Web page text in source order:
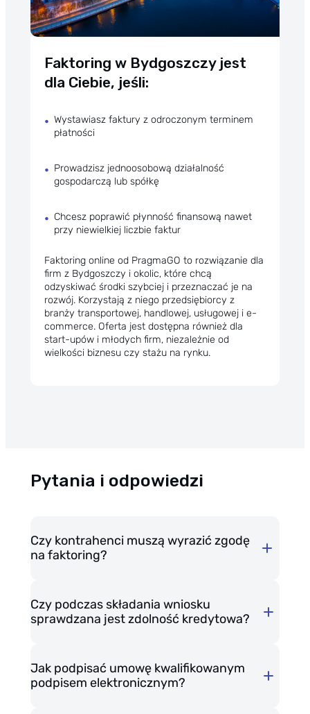
Faktoring w Bydgoszczy jest
dla Ciebie, jeśli:
Wystawiasz faktury z odroczonym terminem
płatności
Prowadzisz jednoosobową działalność
gospodarczą lub spółkę
Chcesz poprawić płynność finansową nawet
przy niewielkiej liczbie faktur
Faktoring online od PragmaGO to rozwiązanie dla
firm z Bydgoszczy i okolic, które chcą
odzyskiwać środki szybciej i przeznaczać je na
rozwój. Korzystają z niego przedsiębiorcy z
branży transportowej, handlowej, usługowej i e-
commerce. Oferta jest dostępna również dla
start-upów i młodych firm, niezależnie od
wielkości biznesu czy stażu na rynku.
Pytania i odpowiedzi
Czy kontrahenci muszą wyrazić zgodę
na faktoring?
cesji wierzytelności
Czy podczas składania wniosku
sprawdzana jest zdolność kredytowa?
w bazach BIK i BIG
Jak podpisać umowę kwalifikowanym
podpisem elektronicznym?